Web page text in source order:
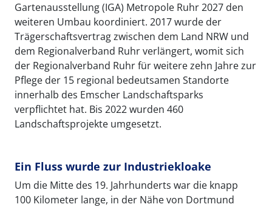
Gartenausstellung (IGA) Metropole Ruhr 2027 den
weiteren Umbau koordiniert. 2017 wurde der
Trägerschaftsvertrag zwischen dem Land NRW und
dem Regionalverband Ruhr verlängert, womit sich
der Regionalverband Ruhr für weitere zehn Jahre zur
Pflege der 15 regional bedeutsamen Standorte
innerhalb des Emscher Landschaftsparks
verpflichtet hat. Bis 2022 wurden 460
Landschaftsprojekte umgesetzt.
Ein Fluss wurde zur Industriekloake
Um die Mitte des 19. Jahrhunderts war die knapp
100 Kilometer lange, in der Nähe von Dortmund